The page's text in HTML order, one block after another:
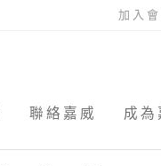
加入會
聯絡嘉威 成為